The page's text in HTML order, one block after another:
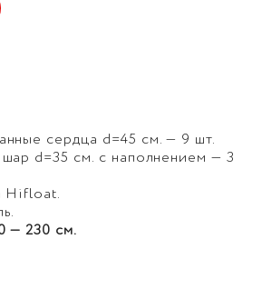
сердца d=45 см. — 9 шт.
d=35 см. с наполнением — 3
Hifloat.
— 230 см.